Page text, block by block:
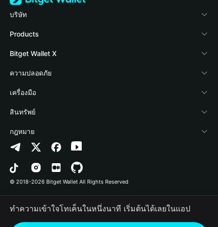
บริษัท
เกี่ยวกับ Bitget Wallet
Blog
Academy
ข่าวสารด้านคริปโต
ศูนย์ช่วยเหลือ
ติดต่อเรา
ทรัพยากรข้อมูลของแบรนด์
อาชีพ
Products
Crypto Card
Stablecoin Earn
Payfi Crypto
Crypto Swap API
Altcoin Season Index
Prediction Markets
DApp
RWA
Bitget Wallet X
นักพัฒนา
เชื่อมต่อ Wallet
Bitget Wallet Pay
ลิสต์โปรเจกต์
ความปลอดภัย
Protection Fund
เทคโนโลยีความปลอดภัย
เครื่องมือ
ซื้อคริปโต
การตรวจจับการอนุญาต
การตรวจจับสัญญา
การโอนเป็นชุด
สินทรัพย์
Arbitrum
Avalanche
Bitcoin
Polygon
กฎหมาย
นโยบายความเป็นส่วนตัว
ข้อตกลงในการใช้บริการ
© 2018-2026 Bitget Wallet All Rights Reserved
ทำความเข้าใจโทเค็นในหนึ่งนาที เริ่มต้นได้เลยในแอป